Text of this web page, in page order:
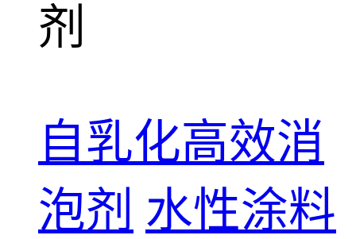
剂
自乳化高效消
泡剂 水性涂料